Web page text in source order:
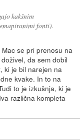
kakšnim
fonti).
se pri prenosu na
da sem dobil
ki je bil narejen na
kvake. In to na
to je izkušnja, ki je
različna kompleta